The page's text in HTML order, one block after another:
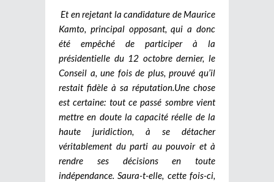
Et en rejetant la candidature de Maurice
Kamto, principal opposant, qui a donc
été empêché de participer à la
présidentielle du 12 octobre dernier, le
Conseil a, une fois de plus, prouvé qu’il
restait fidèle à sa réputation. Une chose
est certaine: tout ce passé sombre vient
mettre en doute la capacité réelle de la
haute juridiction, à se détacher
véritablement du parti au pouvoir et à
rendre ses décisions en toute
indépendance. Saura-t-elle, cette fois-ci,